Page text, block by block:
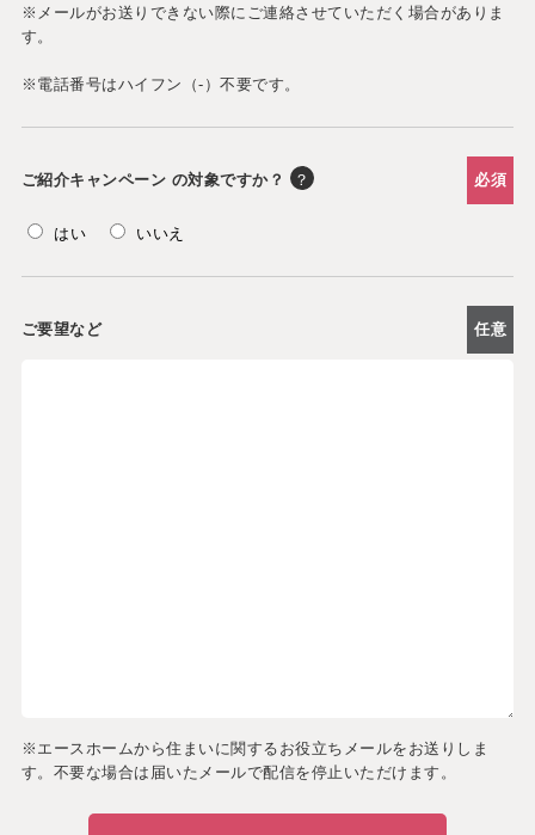
※メールがお送りできない際にご連絡させていただく場合がありま
す。
※電話番号はハイフン（-）不要です。
ご紹介キャンペーン の対象ですか？ ？ 必須
はい いいえ
ご要望など 任意
※エースホームから住まいに関するお役立ちメールをお送りしま
す。不要な場合は届いたメールで配信を停止いただけます。